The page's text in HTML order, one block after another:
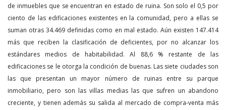
de inmuebles que se encuentran en estado de ruina. Son solo el 0,5 por
ciento de las edificaciones existentes en la comunidad, pero a ellas se
suman otras 34.469 definidas como en mal estado. Aún existen 147.414
más que reciben la clasificación de deficientes, por no alcanzar los
estándares medios de habitabilidad. Al 88,6 % restante de las
edificaciones se le otorga la condición de buenas. Las siete ciudades son
las que presentan un mayor número de ruinas entre su parque
inmobiliario, pero son las villas medias las que sufren un abandono
creciente, y tienen además su salida al mercado de compra-venta más